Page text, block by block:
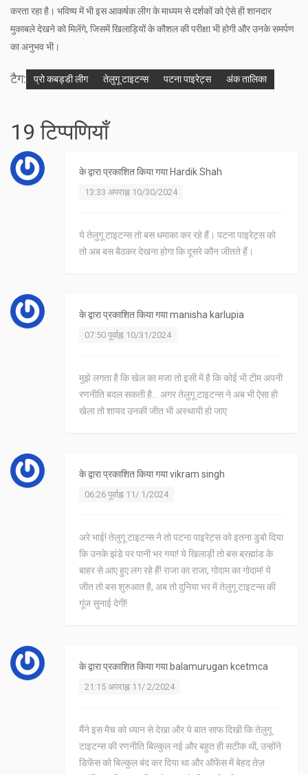
करता रहा है। भविष्य में भी इस आकर्षक लीग के माध्यम से दर्शकों को ऐसे ही शानदार
मुकाबले देखने को मिलेंगे, जिसमें खिलाड़ियों के कौशल की परीक्षा भी होगी और उनके समर्पण
का अनुभव भी।
टैग: प्रो कबड्डी लीग तेलुगू टाइटन्स पटना पाइरेट्स अंक तालिका
19 टिप्पणियाँ
के द्वारा प्रकाशित किया गया Hardik Shah
13:33 अपराह्न 10/30/2024
ये तेलुगू टाइटन्स तो बस धमाका कर रहे हैं। पटना पाइरेट्स को
तो अब बस बैठकर देखना होगा कि दूसरे कौन जीतते हैं।
के द्वारा प्रकाशित किया गयाmanisha karlupia
07:50 पूर्वाह्न 10/31/2024
मुझे लगता है कि खेल का मजा तो इसी में है कि कोई भी टीम अपनी
रणनीति बदल सकती है... अगर तेलुगू टाइटन्स ने अब भी ऐसा ही
खेला तो शायद उनकी जीत भी अस्थायी हो जाए
के द्वारा प्रकाशित किया गयाvikram singh
06:26 पूर्वाह्न 11/ 1/2024
अरे भाई! तेलुगू टाइटन्स ने तो पटना पाइरेट्स को इतना डुबो दिया
कि उनके झंडे पर पानी भर गया! ये खिलाड़ी तो बस ब्रह्मांड के
बाहर से आए हुए लग रहे हैं! राजा का राजा, गोदाम का गोदाम! ये
जीत तो बस शुरुआत है, अब तो दुनिया भर में तेलुगू टाइटन्स की
गूंज सुनाई देगी!
के द्वारा प्रकाशित किया गया balamurugan kcetmca
21:15 अपराह्न 11/ 2/2024
मैंने इस मैच को ध्यान से देखा और ये बात साफ दिखी कि तेलुगू
टाइटन्स की रणनीति बिल्कुल नई और बहुत ही सटीक थी, उन्होंने
डिफेंस को बिल्कुल बंद कर दिया था और ऑफेंस में बेहद तेज़